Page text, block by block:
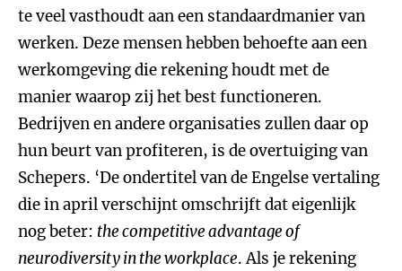
te veel vasthoudt aan een standaardmanier van
werken. Deze mensen hebben behoefte aan een
werkomgeving die rekening houdt met de
manier waarop zij het best functioneren.
Bedrijven en andere organisaties zullen daar op
hun beurt van profiteren, is de overtuiging van
Schepers. ‘De ondertitel van de Engelse vertaling
die in april verschijnt omschrijft dat eigenlijk
nog beter: the competitive advantage of
neurodiversity in the workplace. Als je rekening